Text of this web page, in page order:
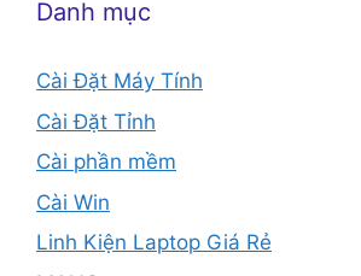
Danh mục
Cài Đặt Máy Tính
Cài Đặt Tỉnh
Cài phần mềm
Cài Win
Linh Kiện Laptop Giá Rẻ